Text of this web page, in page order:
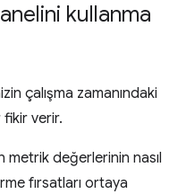
kullanma
çalışma zamanındaki
fikir verir.
değerlerinin nasıl
fırsatları ortaya